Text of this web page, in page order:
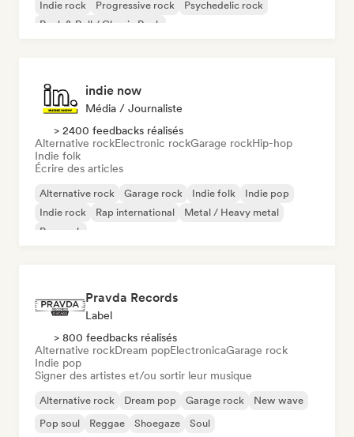
Indie rock Progressive rock
Psychedelic rock
Rock & Roll / Classic Rock
indie now
Média / Journaliste
> 2400 feedbacks réalisés
Alternative rockElectronic rockGarage rockHip-hop
Indie folk
Écrire des articles
Alternative rock Garage rock Indie folk
Indie pop
Indie rock
Rap international
Metal / Heavy metal
Pop rock
Pravda Records
Label
> 800 feedbacks réalisés
Alternative rockDream popElectronicaGarage rock
Indie pop
Signer des artistes et/ou sortir leur musique
Alternative rock Dream pop Garage rock
New wave
Pop soul
Reggae Shoegaze Soul